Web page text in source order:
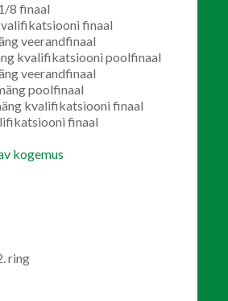
8 finaal
finaal
veerandfinaal
kvalifikatsiooni poolfinaal
veerandfinaal
poolfinaal
kvalifikatsiooni finaal
finaal
kogemus
ring